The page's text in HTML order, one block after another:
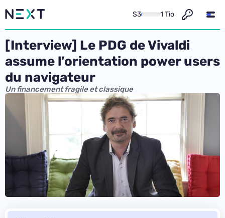
S3 1 Tio
[Interview] Le PDG de Vivaldi
assume l’orientation power users
du navigateur
Un financement fragile et classique